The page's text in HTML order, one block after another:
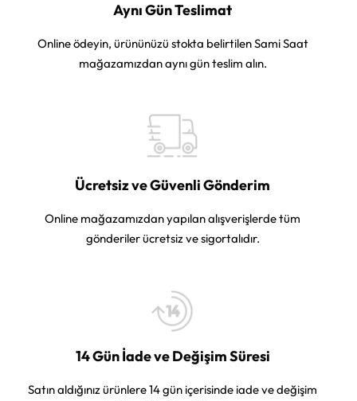
Aynı Gün Teslimat
Online ödeyin, ürününüzü stokta belirtilen Sami Saat
mağazamızdan aynı gün teslim alın.
Ücretsiz ve Güvenli Gönderim
Online mağazamızdan yapılan alışverişlerde tüm
gönderiler ücretsiz ve sigortalıdır.
14 Gün İade ve Değişim Süresi
Satın aldığınız ürünlere 14 gün içerisinde iade ve değişim